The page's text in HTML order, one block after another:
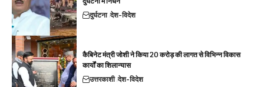
दुर्घटना देश-विदेश
कैबिनेट मंत्री जोशी ने किया 20 करोड़ की लागत से विभिन्न विकास
कार्यों का शिलान्यास
उत्तरकाशी देश-विदेश